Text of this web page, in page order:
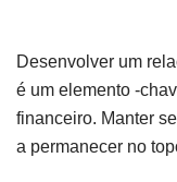
Desenvolver um
é um elemento -
financeiro. Manter
a permanecer no